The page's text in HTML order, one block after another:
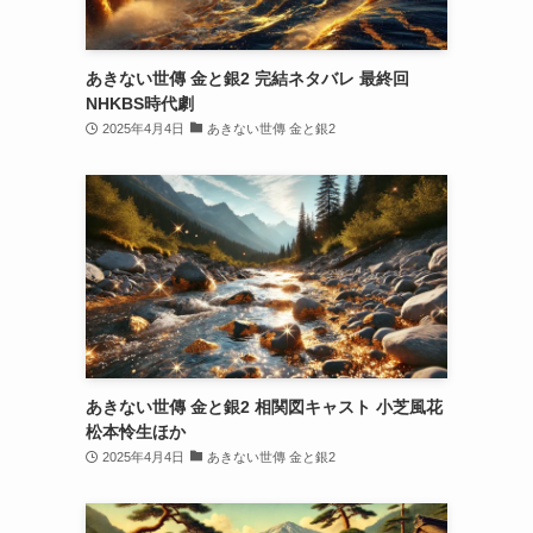
あきない世傳 金と銀2 完結ネタバレ 最終回
NHKBS時代劇
2025年4月4日 あきない世傳 金と銀2
あきない世傳 金と銀2 相関図キャスト 小芝風花
松本怜生ほか
2025年4月4日 あきない世傳 金と銀2